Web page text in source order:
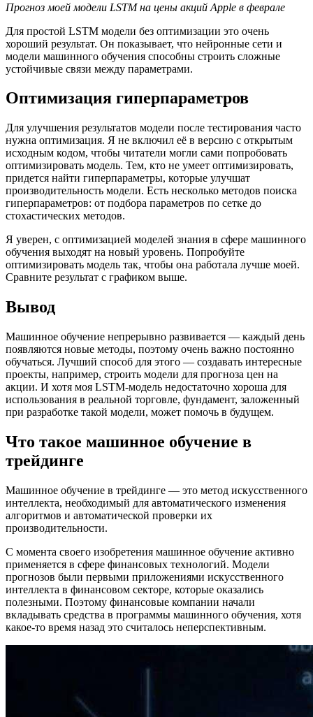
Прогноз моей модели LSTM на цены акций Apple в феврале
Для простой LSTM модели без оптимизации это очень
хороший результат. Он показывает, что нейронные сети и
модели машинного обучения способны строить сложные
устойчивые связи между параметрами.
Оптимизация гиперпараметров
Для улучшения результатов модели после тестирования часто
нужна оптимизация. Я не включил её в версию с открытым
исходным кодом, чтобы читатели могли сами попробовать
оптимизировать модель. Тем, кто не умеет оптимизировать,
придется найти гиперпараметры, которые улучшат
производительность модели. Есть несколько методов поиска
гиперпараметров: от подбора параметров по сетке до
стохастических методов.
Я уверен, с оптимизацией моделей знания в сфере машинного
обучения выходят на новый уровень. Попробуйте
оптимизировать модель так, чтобы она работала лучше моей.
Сравните результат с графиком выше.
Вывод
Машинное обучение непрерывно развивается — каждый день
появляются новые методы, поэтому очень важно постоянно
обучаться. Лучший способ для этого — создавать интересные
проекты, например, строить модели для прогноза цен на
акции. И хотя моя LSTM-модель недостаточно хороша для
использования в реальной торговле, фундамент, заложенный
при разработке такой модели, может помочь в будущем.
Что такое машинное обучение в
трейдинге
Машинное обучение в трейдинге — это метод искусственного
интеллекта, необходимый для автоматического изменения
алгоритмов и автоматической проверки их
производительности.
С момента своего изобретения машинное обучение активно
применяется в сфере финансовых технологий. Модели
прогнозов были первыми приложениями искусственного
интеллекта в финансовом секторе, которые оказались
полезными. Поэтому финансовые компании начали
вкладывать средства в программы машинного обучения, хотя
какое-то время назад это считалось неперспективным.